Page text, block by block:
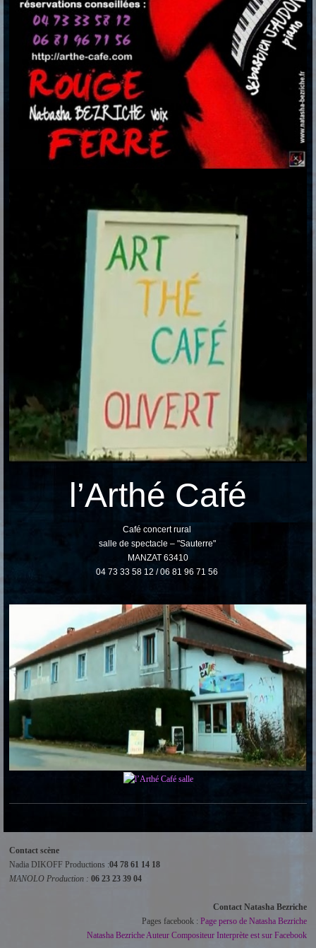
l’Arthé Café
Café concert rural
salle de spectacle – "Sauterre"
MANZAT 63410
04 73 33 58 12 / 06 81 96 71 56
Contact scène
Nadia DIKOFF Productions :04 78 61 14 18
MANOLO Production : 06 23 23 39 04
Contact Natasha Bezriche
Pages facebook : Page perso de Natasha Bezriche
Natasha Bezriche Auteur Compositeur Interprète est sur Facebook